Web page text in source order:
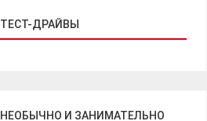
ТЕСТ-ДРАЙВЫ
НЕОБЫЧНО И ЗАНИМАТЕЛЬНО